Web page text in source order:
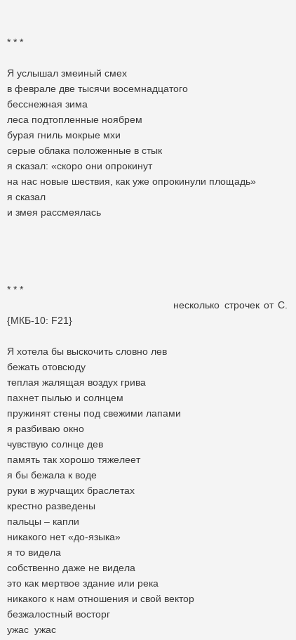
* * *
Я услышал змеиный смех
в феврале две тысячи восемнадцатого
бесснежная зима
леса подтопленные ноябрем
бурая гниль мокрые мхи
серые облака положенные в стык
я сказал: «скоро они опрокинут
на нас новые шествия, как уже опрокинули площадь»
я сказал
и змея рассмеялась
* * *
несколько строчек от С.
{МКБ-10: F21}
Я хотела бы выскочить словно лев
бежать отовсюду
теплая жалящая воздух грива
пахнет пылью и солнцем
пружинят стены под свежими лапами
я разбиваю окно
чувствую солнце дев
память так хорошо тяжелеет
я бы бежала к воде
руки в журчащих браслетах
крестно разведены
пальцы – капли
никакого нет «до-языка»
я то видела
собственно даже не видела
это как мертвое здание или река
никакого к нам отношения и свой вектор
безжалостный восторг
ужас ужас